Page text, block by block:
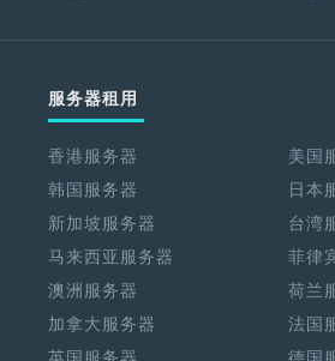
服务器租用
香港服务器
美国
韩国服务器
日本
新加坡服务器
台湾
马来西亚服务器
菲律
澳洲服务器
荷兰
加拿大服务器
法国